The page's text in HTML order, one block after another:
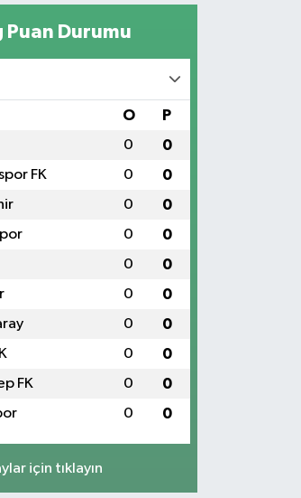
Puan Durumu
O P
0 0
FK 0 0
0 0
0 0
0 0
0 0
0 0
0 0
FK 0 0
0 0
için tıklayın